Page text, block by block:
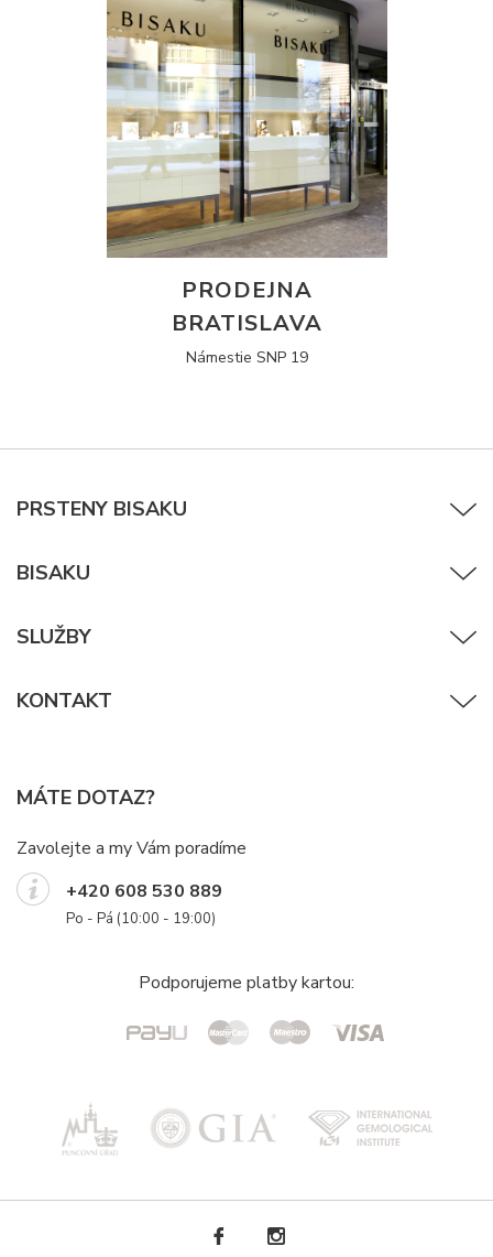
PRODEJNA
BRATISLAVA
Námestie SNP 19
PRSTENY BISAKU
BISAKU
SLUŽBY
KONTAKT
MÁTE DOTAZ?
Zavolejte a my Vám poradíme
+420 608 530 889
Po - Pá (10:00 - 19:00)
Podporujeme platby kartou: